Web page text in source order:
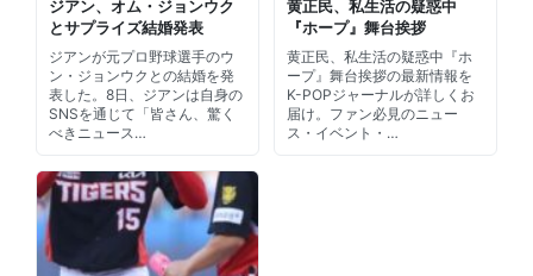
ジアン、オム・ジョンウク
とサプライズ結婚発表
ジアンが元プロ野球選手のウ
ン・ジョンウクとの結婚を発
表した。8日、ジアンは自身の
SNSを通じて「皆さん、驚く
べきニュース…
黄正民、私生活の疑惑中
『ホープ』舞台挨拶
黄正民、私生活の疑惑中『ホ
ープ』舞台挨拶の最新情報を
K-POPジャーナルが詳しくお
届け。ファン必見のニュー
ス・イベント・…